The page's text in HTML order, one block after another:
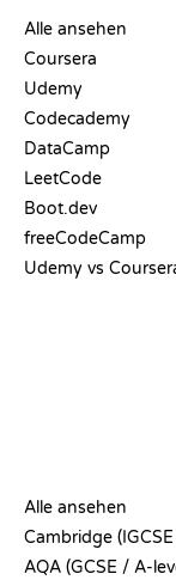
Alle ansehen
Coursera
Udemy
Codecademy
DataCamp
LeetCode
Boot.dev
freeCodeCamp
Udemy vs
Alle ansehen
Cambridge
AQA (GCSE / A-